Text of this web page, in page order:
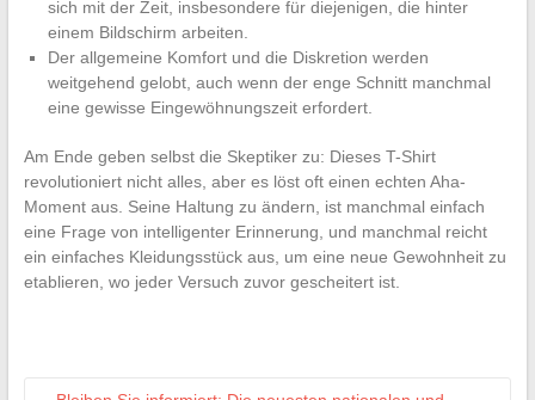
sich mit der Zeit, insbesondere für diejenigen, die hinter
einem Bildschirm arbeiten.
Der allgemeine Komfort und die Diskretion werden
weitgehend gelobt, auch wenn der enge Schnitt manchmal
eine gewisse Eingewöhnungszeit erfordert.
Am Ende geben selbst die Skeptiker zu: Dieses T-Shirt
revolutioniert nicht alles, aber es löst oft einen echten Aha-
Moment aus. Seine Haltung zu ändern, ist manchmal einfach
eine Frage von intelligenter Erinnerung, und manchmal reicht
ein einfaches Kleidungsstück aus, um eine neue Gewohnheit zu
etablieren, wo jeder Versuch zuvor gescheitert ist.